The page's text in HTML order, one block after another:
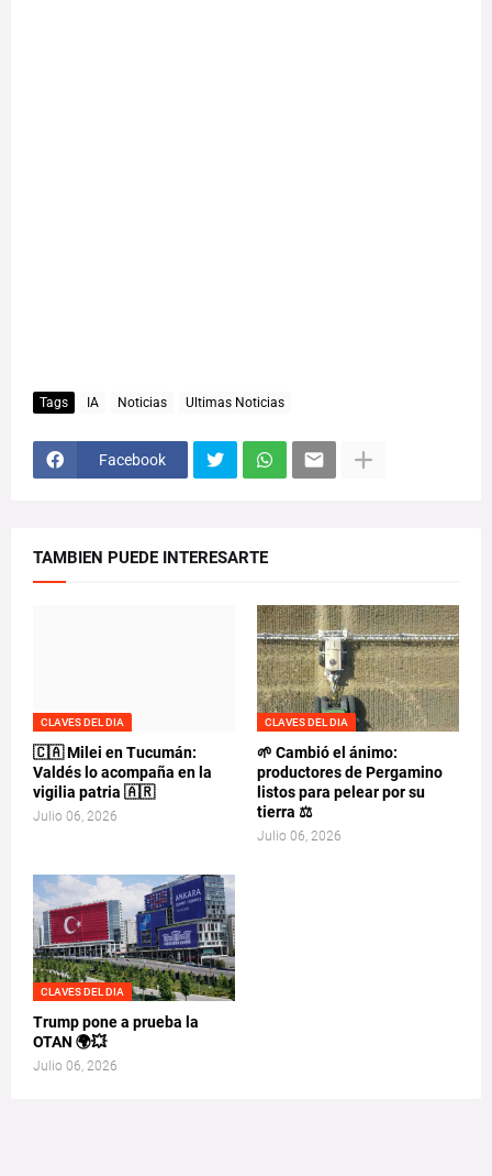
Tags IA Noticias Ultimas Noticias
Facebook
TAMBIEN PUEDE INTERESARTE
CLAVES DEL DIA
🇨🇦 Milei en Tucumán:
Valdés lo acompaña en la
vigilia patria 🇦🇷
Julio 06, 2026
CLAVES DEL DIA
🌱 Cambió el ánimo:
productores de Pergamino
listos para pelear por su
tierra ⚖️
Julio 06, 2026
CLAVES DEL DIA
Trump pone a prueba la
OTAN 🌍💥
Julio 06, 2026